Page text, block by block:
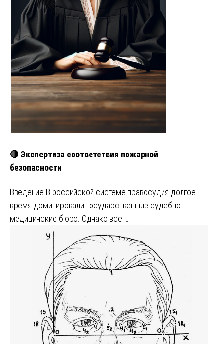
🔴 Экспертиза соответствия пожарной
безопасности
Введение В российской системе правосудия долгое
время доминировали государственные судебно-
медицинские бюро. Однако всё …